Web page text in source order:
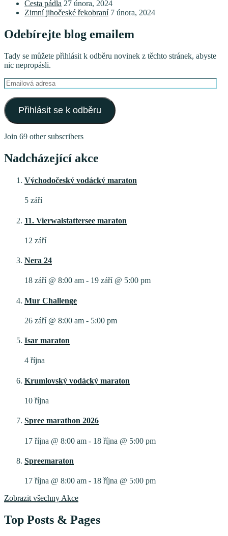
Cesta pádla 27 února, 2024
Zimní jihočeské řekobraní 7 února, 2024
Odebírejte blog emailem
Tady se můžete přihlásit k odběru novinek z těchto stránek, abyste
nic nepropásli.
Emailová
adresa
Přihlásit se k odběru
Join 69 other subscribers
Nadcházející akce
Východočeský vodácký maraton
5 září
11. Vierwalstattersee maraton
12 září
Nera 24
18 září @ 8:00 am - 19 září @ 5:00 pm
Mur Challenge
26 září @ 8:00 am - 5:00 pm
Isar maraton
4 října
Krumlovský vodácký maraton
10 října
Spree marathon 2026
17 října @ 8:00 am - 18 října @ 5:00 pm
Spreemaraton
17 října @ 8:00 am - 18 října @ 5:00 pm
Zobrazit všechny Akce
Top Posts & Pages